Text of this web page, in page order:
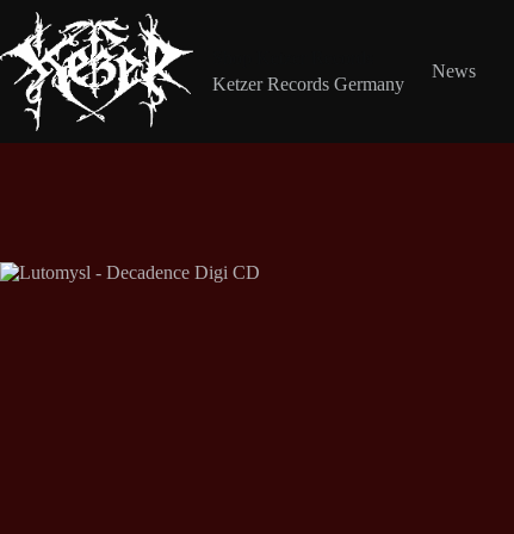
Inhalt
springen
Ketzer Records Germany
News